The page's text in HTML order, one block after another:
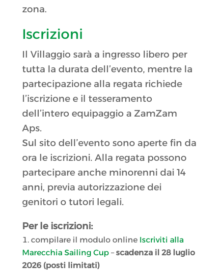
zona.
Iscrizioni
Il Villaggio sarà a ingresso libero per
tutta la durata dell’evento, mentre la
partecipazione alla regata richiede
l’iscrizione e il tesseramento
dell’intero equipaggio a ZamZam
Aps.
Sul sito dell’evento sono aperte fin da
ora le iscrizioni. Alla regata possono
partecipare anche minorenni dai 14
anni, previa autorizzazione dei
genitori o tutori legali.
Per le iscrizioni:
compilare il modulo online Iscriviti alla
Marecchia Sailing Cup–scadenza il 28 luglio
2026 (posti limitati)